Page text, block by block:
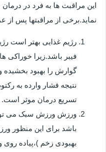
این مراقبت ها به فرد در
نماید.برخی از مراقبتها پس
رژیم غذایی بهتر است
فیبر باشد.زیرا خوراکی
گوارش را بهبود
نتیجه فشار وارده به
تسریع درمان موثر است.
ورزش ورزش سبک می
باشد برای این منظور
بهبودی زخم )،پیاده